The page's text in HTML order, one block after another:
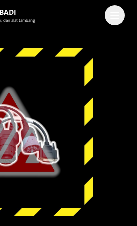
dan alat tambang
dengan Google
kamu telah membaca dan setuju
LayanandanKebijakan Privasi kami.